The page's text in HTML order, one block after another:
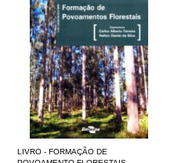
LIVRO - FORMAÇÃO DE